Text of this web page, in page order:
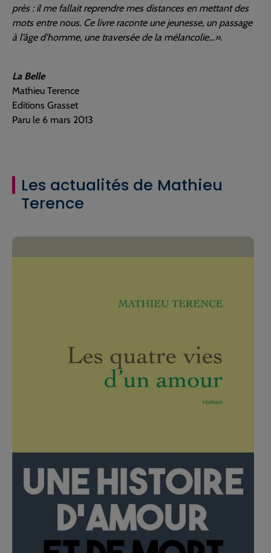
près : il me fallait reprendre mes distances en mettant des
mots entre nous. Ce livre raconte une jeunesse, un passage
à l’âge d’homme, une traversée de la mélancolie…».
La Belle
Mathieu Terence
Editions Grasset
Paru le 6 mars 2013
Les actualités de Mathieu
Terence